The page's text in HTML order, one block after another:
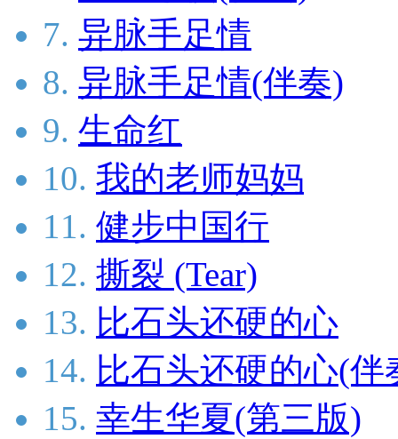
7. 异脉手足情
8. 异脉手足情(伴奏)
9. 生命红
10. 我的老师妈妈
11. 健步中国行
12. 撕裂 (Tear)
13. 比石头还硬的心
14. 比石头还硬的心(伴
15. 幸生华夏(第三版)